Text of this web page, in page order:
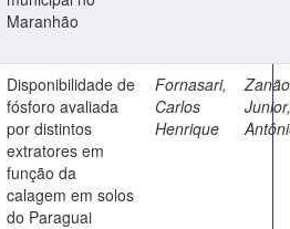
Maranhão
Disponibilidade de
fósforo avaliada
por distintos
extratores em
função da
calagem em solos
do Paraguai
Fornasari,
Carlos
Henrique
Zanão